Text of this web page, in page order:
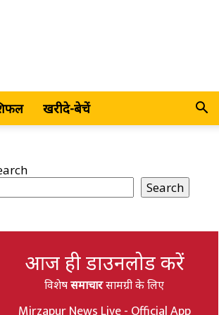
खरीदे-बेचें
Search
आज ही डाउनलोड करें
विशेषसमाचारसामग्री के लिए